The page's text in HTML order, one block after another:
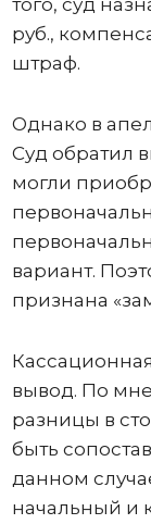
руб.,
штраф.
Однако в
Суд обратил
могли
вариант.
признана
вывод. По
разницы в
быть
данном
начальный и